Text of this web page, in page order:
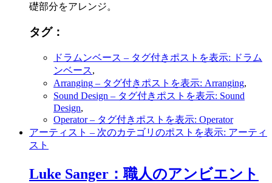
礎部分をアレンジ。
タグ：
ドラムンベース – タグ付きポストを表示: ドラム
ンベース,
Arranging – タグ付きポストを表示: Arranging,
Sound Design – タグ付きポストを表示: Sound
Design,
Operator– タグ付きポストを表示: Operator
アーティスト – 次のカテゴリのポストを表示: アーティ
スト
Luke Sanger：職人のアンビエント